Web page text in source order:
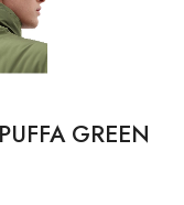
GREEN